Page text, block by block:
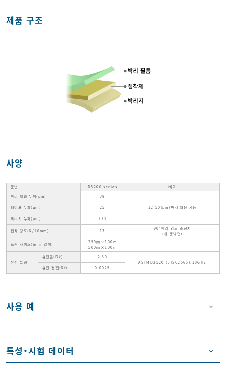
제품 구조
사양
품번 D5200 series
비고
박리 필름 두께(μm)
38
테이프 두께(μm) 25 12-50(μm)까지 대응 가능
박리지 두께(μm) 130
접착 강도(N/10mm) 13
90°박리 강도 측정치
(대 동박면)
표준 사이즈(폭 × 길이)
250㎜×100m
500㎜×100m
유전 특성
유전율(Dk)
2.30
ASTMD2520 (JISC2565),10GHz
유전 정접(Df)
0.0025
사용 예
특성・시험 데이터